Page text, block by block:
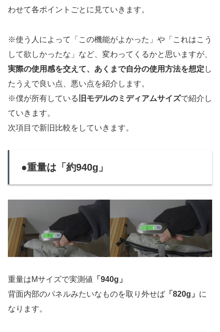
わせて各ポイントごとに見ていきます。
※使う人によって「この機能がよかった」や「これはこう
して欲しかったな」など、変わってくるかと思いますが、
実際の使用感を交えて、あくまで自分の使用方法を想定 し
たうえで良い点、悪い点を紹介します。
※僕が所有している 旧モデルのミディアムサイズで紹介し
ていきます。
次項目で新旧比較をしていきます。
●重量は「約940g」
重量はMサイズで実測値 「940g」
背面内部のパネルみたいなものを取り外せば 「820g」 に
なります。